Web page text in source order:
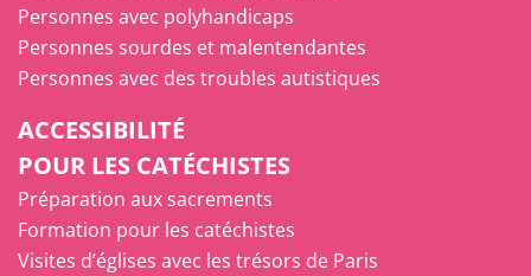
Personnes avec polyhandicaps
Personnes sourdes et malentendantes
Personnes avec des troubles autistiques
ACCESSIBILITÉ
POUR LES CATÉCHISTES
Préparation aux sacrements
Formation pour les catéchistes
Visites d’églises avec les trésors de Paris